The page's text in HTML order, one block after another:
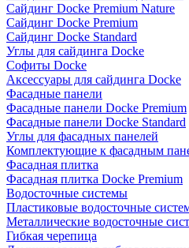
Сайдинг Docke Premium Nature
Сайдинг Docke Premium
Сайдинг Docke Standard
Углы для сайдинга Docke
Софиты Docke
Аксессуары для сайдинга Docke
Фасадные панели
Фасадные панели Docke Premium
Фасадные панели Docke Standard
Углы для фасадных панелей
Комплектующие к фасадным
Фасадная плитка
Фасадная плитка Docke Premium
Водосточные системы
Пластиковые водосточные
Металлические водосточные
Гибкая черепица